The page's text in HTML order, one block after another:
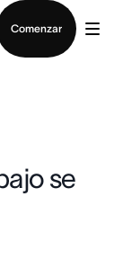
Comenzar
se